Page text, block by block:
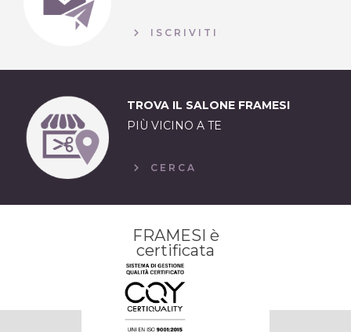
ISCRIVITI
TROVA IL SALONE FRAMESI
PIÙ VICINO A TE
CERCA
FRAMESI è
certificata